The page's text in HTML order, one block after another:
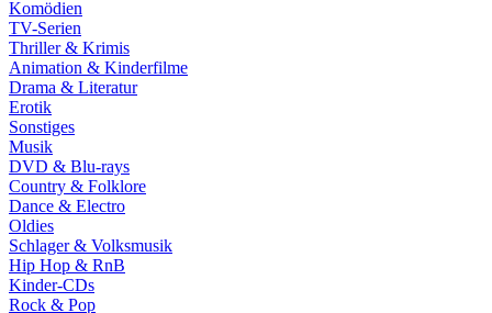
Komödien
TV-Serien
Thriller & Krimis
Animation & Kinderfilme
Drama & Literatur
Erotik
Sonstiges
Musik
DVD & Blu-rays
Country & Folklore
Dance & Electro
Oldies
Schlager & Volksmusik
Hip Hop & RnB
Kinder-CDs
Rock & Pop